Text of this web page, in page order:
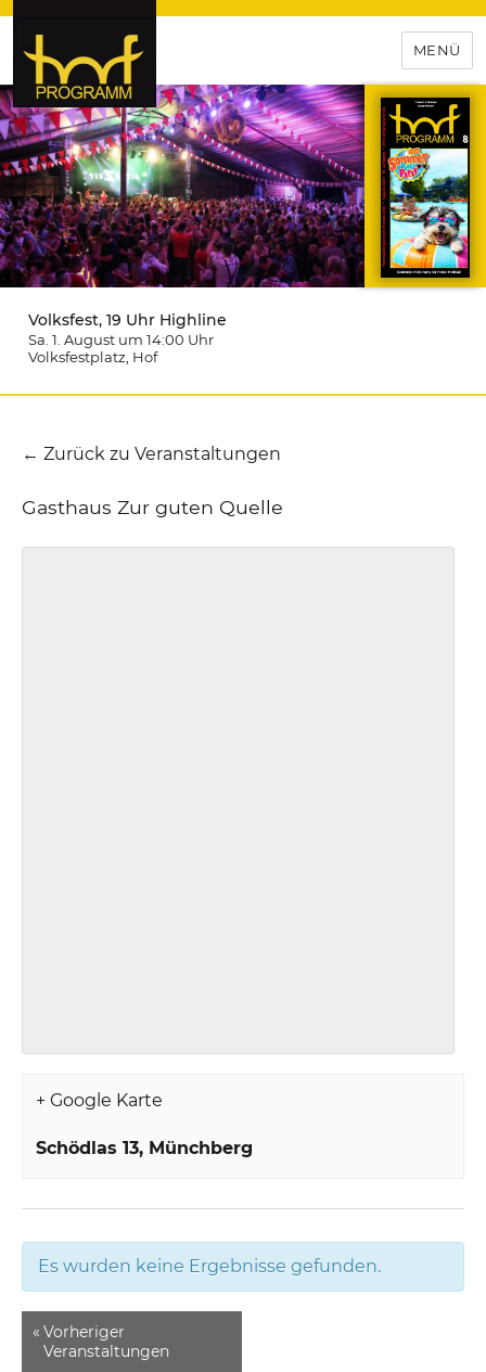
hof-programm – das
Veranstaltungsportal für
Hochfranken
MENÜ
Volksfest, 19 Uhr Highline
Sa. 1. August um 14:00 Uhr
Volksfestplatz , Hof
← Zurück zu Veranstaltungen
Gasthaus Zur guten Quelle
+ Google Karte
Schödlas 13 Münchberg
Es wurden keine Ergebnisse gefunden.
« Vorheriger
Veranstaltungen